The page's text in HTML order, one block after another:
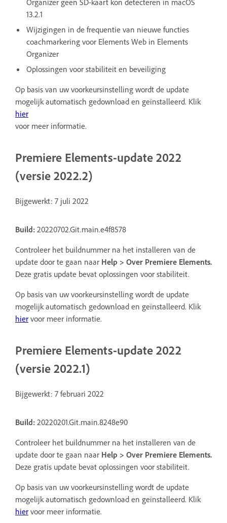
Organizer geen SD-kaart kon detecteren in macOS
13.2.1
Wijzigingen in de frequentie van nieuwe functies
coachmarkering voor Elements Web in Elements
Organizer
Oplossingen voor stabiliteit en beveiliging
Op basis van uw voorkeursinstelling wordt de update
mogelijk automatisch gedownload en geïnstalleerd. Klik
hier
voor meer informatie.
Premiere Elements-update 2022
(versie 2022.2)
Bijgewerkt: 7 juli 2022
Build: 20220702.Git.main.e4f8578
Controleer het buildnummer na het installeren van de
update door te gaan naar Help > Over Premiere Elements.
Deze gratis update bevat oplossingen voor stabiliteit.
Op basis van uw voorkeursinstelling wordt de update
mogelijk automatisch gedownload en geïnstalleerd. Klik
hier voor meer informatie.
Premiere Elements-update 2022
(versie 2022.1)
Bijgewerkt: 7 februari 2022
Build: 20220201.Git.main.8248e90
Controleer het buildnummer na het installeren van de
update door te gaan naar Help > Over Premiere Elements.
Deze gratis update bevat oplossingen voor stabiliteit.
Op basis van uw voorkeursinstelling wordt de update
mogelijk automatisch gedownload en geïnstalleerd. Klik
hier voor meer informatie.